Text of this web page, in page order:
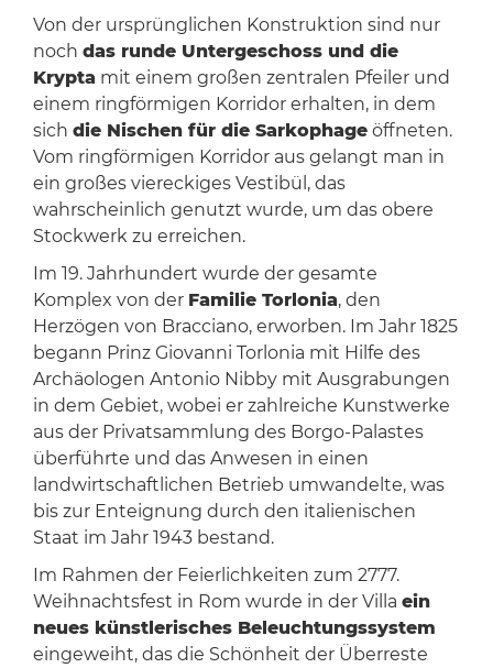
Von der ursprünglichen Konstruktion sind nur
noch das runde Untergeschoss und die
Krypta mit einem großen zentralen Pfeiler und
einem ringförmigen Korridor erhalten, in dem
sich die Nischen für die Sarkophageöffneten.
Vom ringförmigen Korridor aus gelangt man in
ein großes viereckiges Vestibül, das
wahrscheinlich genutzt wurde, um das obere
Stockwerk zu erreichen.
Im 19. Jahrhundert wurde der gesamte
Komplex von der Familie Torlonia, den
Herzögen von Bracciano, erworben. Im Jahr 1825
begann Prinz Giovanni Torlonia mit Hilfe des
Archäologen Antonio Nibby mit Ausgrabungen
in dem Gebiet, wobei er zahlreiche Kunstwerke
aus der Privatsammlung des Borgo-Palastes
überführte und das Anwesen in einen
landwirtschaftlichen Betrieb umwandelte, was
bis zur Enteignung durch den italienischen
Staat im Jahr 1943 bestand.
Im Rahmen der Feierlichkeiten zum 2777.
Weihnachtsfest in Rom wurde in der Villa ein
neues künstlerisches Beleuchtungssystem
eingeweiht, das die Schönheit der Überreste